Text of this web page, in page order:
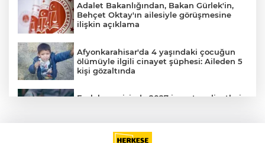
Adalet Bakanlığından, Bakan Gürlek'in,
Behçet Oktay'ın ailesiyle görüşmesine
ilişkin açıklama
Afyonkarahisar'da 4 yaşındaki çocuğun
ölümüyle ilgili cinayet şüphesi: Aileden 5
kişi gözaltında
Emlak vergisinde 2027 inşaat maliyetleri